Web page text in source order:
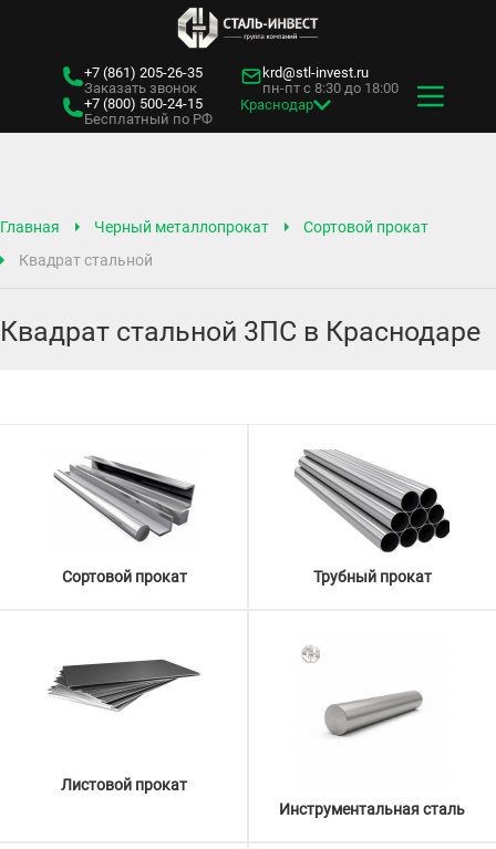
+7 (861) 205-26-35
Заказать звонок
+7 (800) 500-24-15
Бесплатный по РФ
krd@stl-invest.ru
пн-пт с 8:30 до 18:00
Краснодар
Главная Черный металлопрокат
Сортовой прокат
Квадрат стальной
Квадрат стальной 3ПС в Краснодаре
Сортовой прокат Трубный прокат
Листовой прокат
Инструментальная сталь